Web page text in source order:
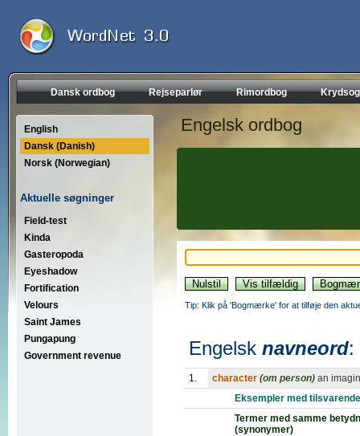
Dansk ordbog Rejseparlør Rimordbog
English
Dansk (Danish)
Norsk (Norwegian)
Aktuelle søgninger
Field-test
Kinda
Gasteropoda
Eyeshadow
Fortification
Velours
Saint James
Pungapung
Government revenue
Engelsk ordbog
Tip: Klik på 'Bogmærke' for at tilføje den
Engelsk navneord:
1. character (om person) an
Eksempler med
Termer med samme
(synonymer)